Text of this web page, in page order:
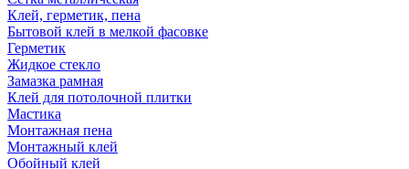
Клей, герметик, пена
Бытовой клей в мелкой фасовке
Герметик
Жидкое стекло
Замазка рамная
Клей для потолочной плитки
Мастика
Монтажная пена
Монтажный клей
Обойный клей